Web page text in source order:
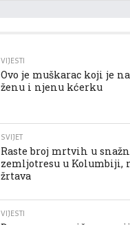
VIJESTI
Ovo je muškarac koji je
ženu i njenu kćerku
SVIJET
Raste broj mrtvih u
zemljotresu u Kolumbiji,
žrtava
VIJESTI